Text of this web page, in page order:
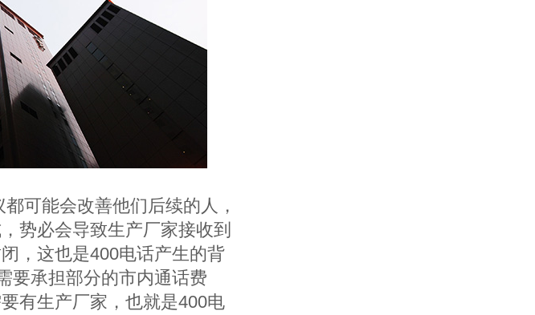
可能会改善他们后续的人，
势必会导致生产厂家接收到
，这也是400电话产生的背
要承担部分的市内通话费
有生产厂家，也就是400电